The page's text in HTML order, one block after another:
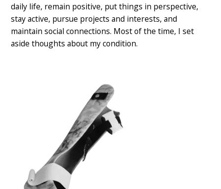
daily life, remain positive, put things in perspective,
stay active, pursue projects and interests, and
maintain social connections. Most of the time, I set
aside thoughts about my condition.